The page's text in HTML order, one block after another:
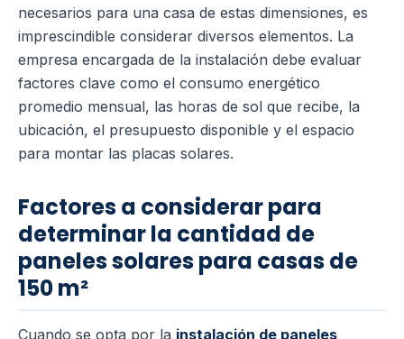
necesarios para una casa de estas dimensiones, es
imprescindible considerar diversos elementos. La
empresa encargada de la instalación debe evaluar
factores clave como el consumo energético
promedio mensual, las horas de sol que recibe, la
ubicación, el presupuesto disponible y el espacio
para montar las placas solares.
Factores a considerar para
determinar la cantidad de
paneles solares para casas de
150 m²
Cuando se opta por la instalación de paneles